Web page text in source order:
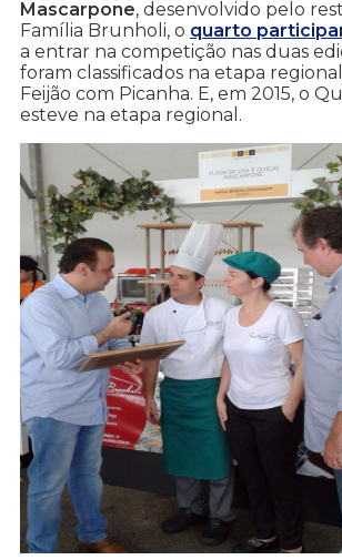
Mascarpone, desenvolvido pelo
Família Brunholi, o quarto
a entrar na competição nas duas
foram classificados na etapa
Feijão com Picanha. E, em 2015, o
esteve na etapa regional.